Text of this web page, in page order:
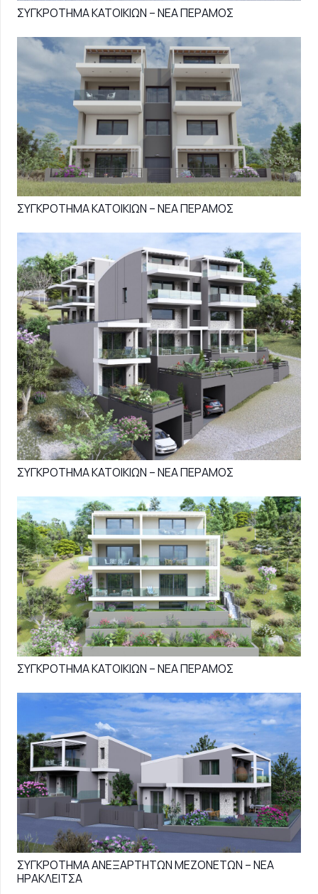
ΣΥΓΚΡΟΤΗΜΑ ΚΑΤΟΙΚΙΩΝ – ΝΕΑ ΠΕΡΑΜΟΣ
ΣΥΓΚΡΟΤΗΜΑ ΚΑΤΟΙΚΙΩΝ – ΝΕΑ ΠΕΡΑΜΟΣ
ΣΥΓΚΡΟΤΗΜΑ ΚΑΤΟΙΚΙΩΝ – ΝΕΑ ΠΕΡΑΜΟΣ
ΣΥΓΚΡΟΤΗΜΑ ΚΑΤΟΙΚΙΩΝ – ΝΕΑ ΠΕΡΑΜΟΣ
ΣΥΓΚΡΟΤΗΜΑ ΑΝΕΞΑΡΤΗΤΩΝ ΜΕΖΟΝΕΤΩΝ – ΝΕΑ
ΗΡΑΚΛΕΙΤΣΑ